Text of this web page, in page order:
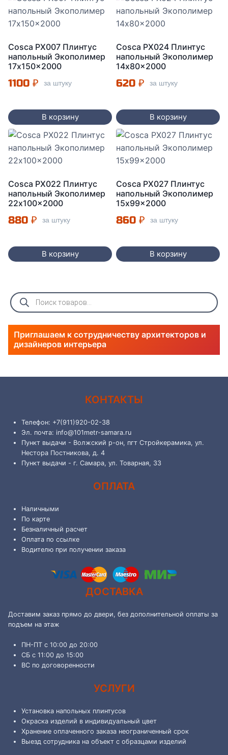
Cosca PX007 Плинтус
напольный Экополимер
17x150x2000
1100 ₽ за штуку
В корзину
Cosca PX024 Плинтус
напольный Экополимер
14x80x2000
620 ₽ за штуку
В корзину
Cosca PX022 Плинтус
напольный Экополимер
22x100x2000
880 ₽ за штуку
В корзину
Cosca PX027 Плинтус
напольный Экополимер
15x99x2000
860 ₽ за штуку
В корзину
Поиск
товаров
Приглашаем к сотрудничеству архитекторов и
дизайнеров интерьера
КОНТАКТЫ
Телефон: +7(911)920-02-38
Эл. почта: info@101metr-samara.ru
Пункт выдачи - Волжский р-он, пгт Стройкерамика, ул.
Нестора Постникова, д. 4
Пункт выдачи - г. Самара, ул. Товарная, 33
ОПЛАТА
Наличными
По карте
Безналичный расчет
Оплата по ссылке
Водителю при получении заказа
ДОСТАВКА
Доставим заказ прямо до двери, без дополнительной оплаты за
подъем на этаж
ПН-ПТ с 10:00 до 20:00
СБ с 11:00 до 15:00
ВС по договоренности
УСЛУГИ
Установка напольных плинтусов
Окраска изделий в индивидуальный цвет
Хранение оплаченного заказа неограниченный срок
Выезд сотрудника на объект с образцами изделий